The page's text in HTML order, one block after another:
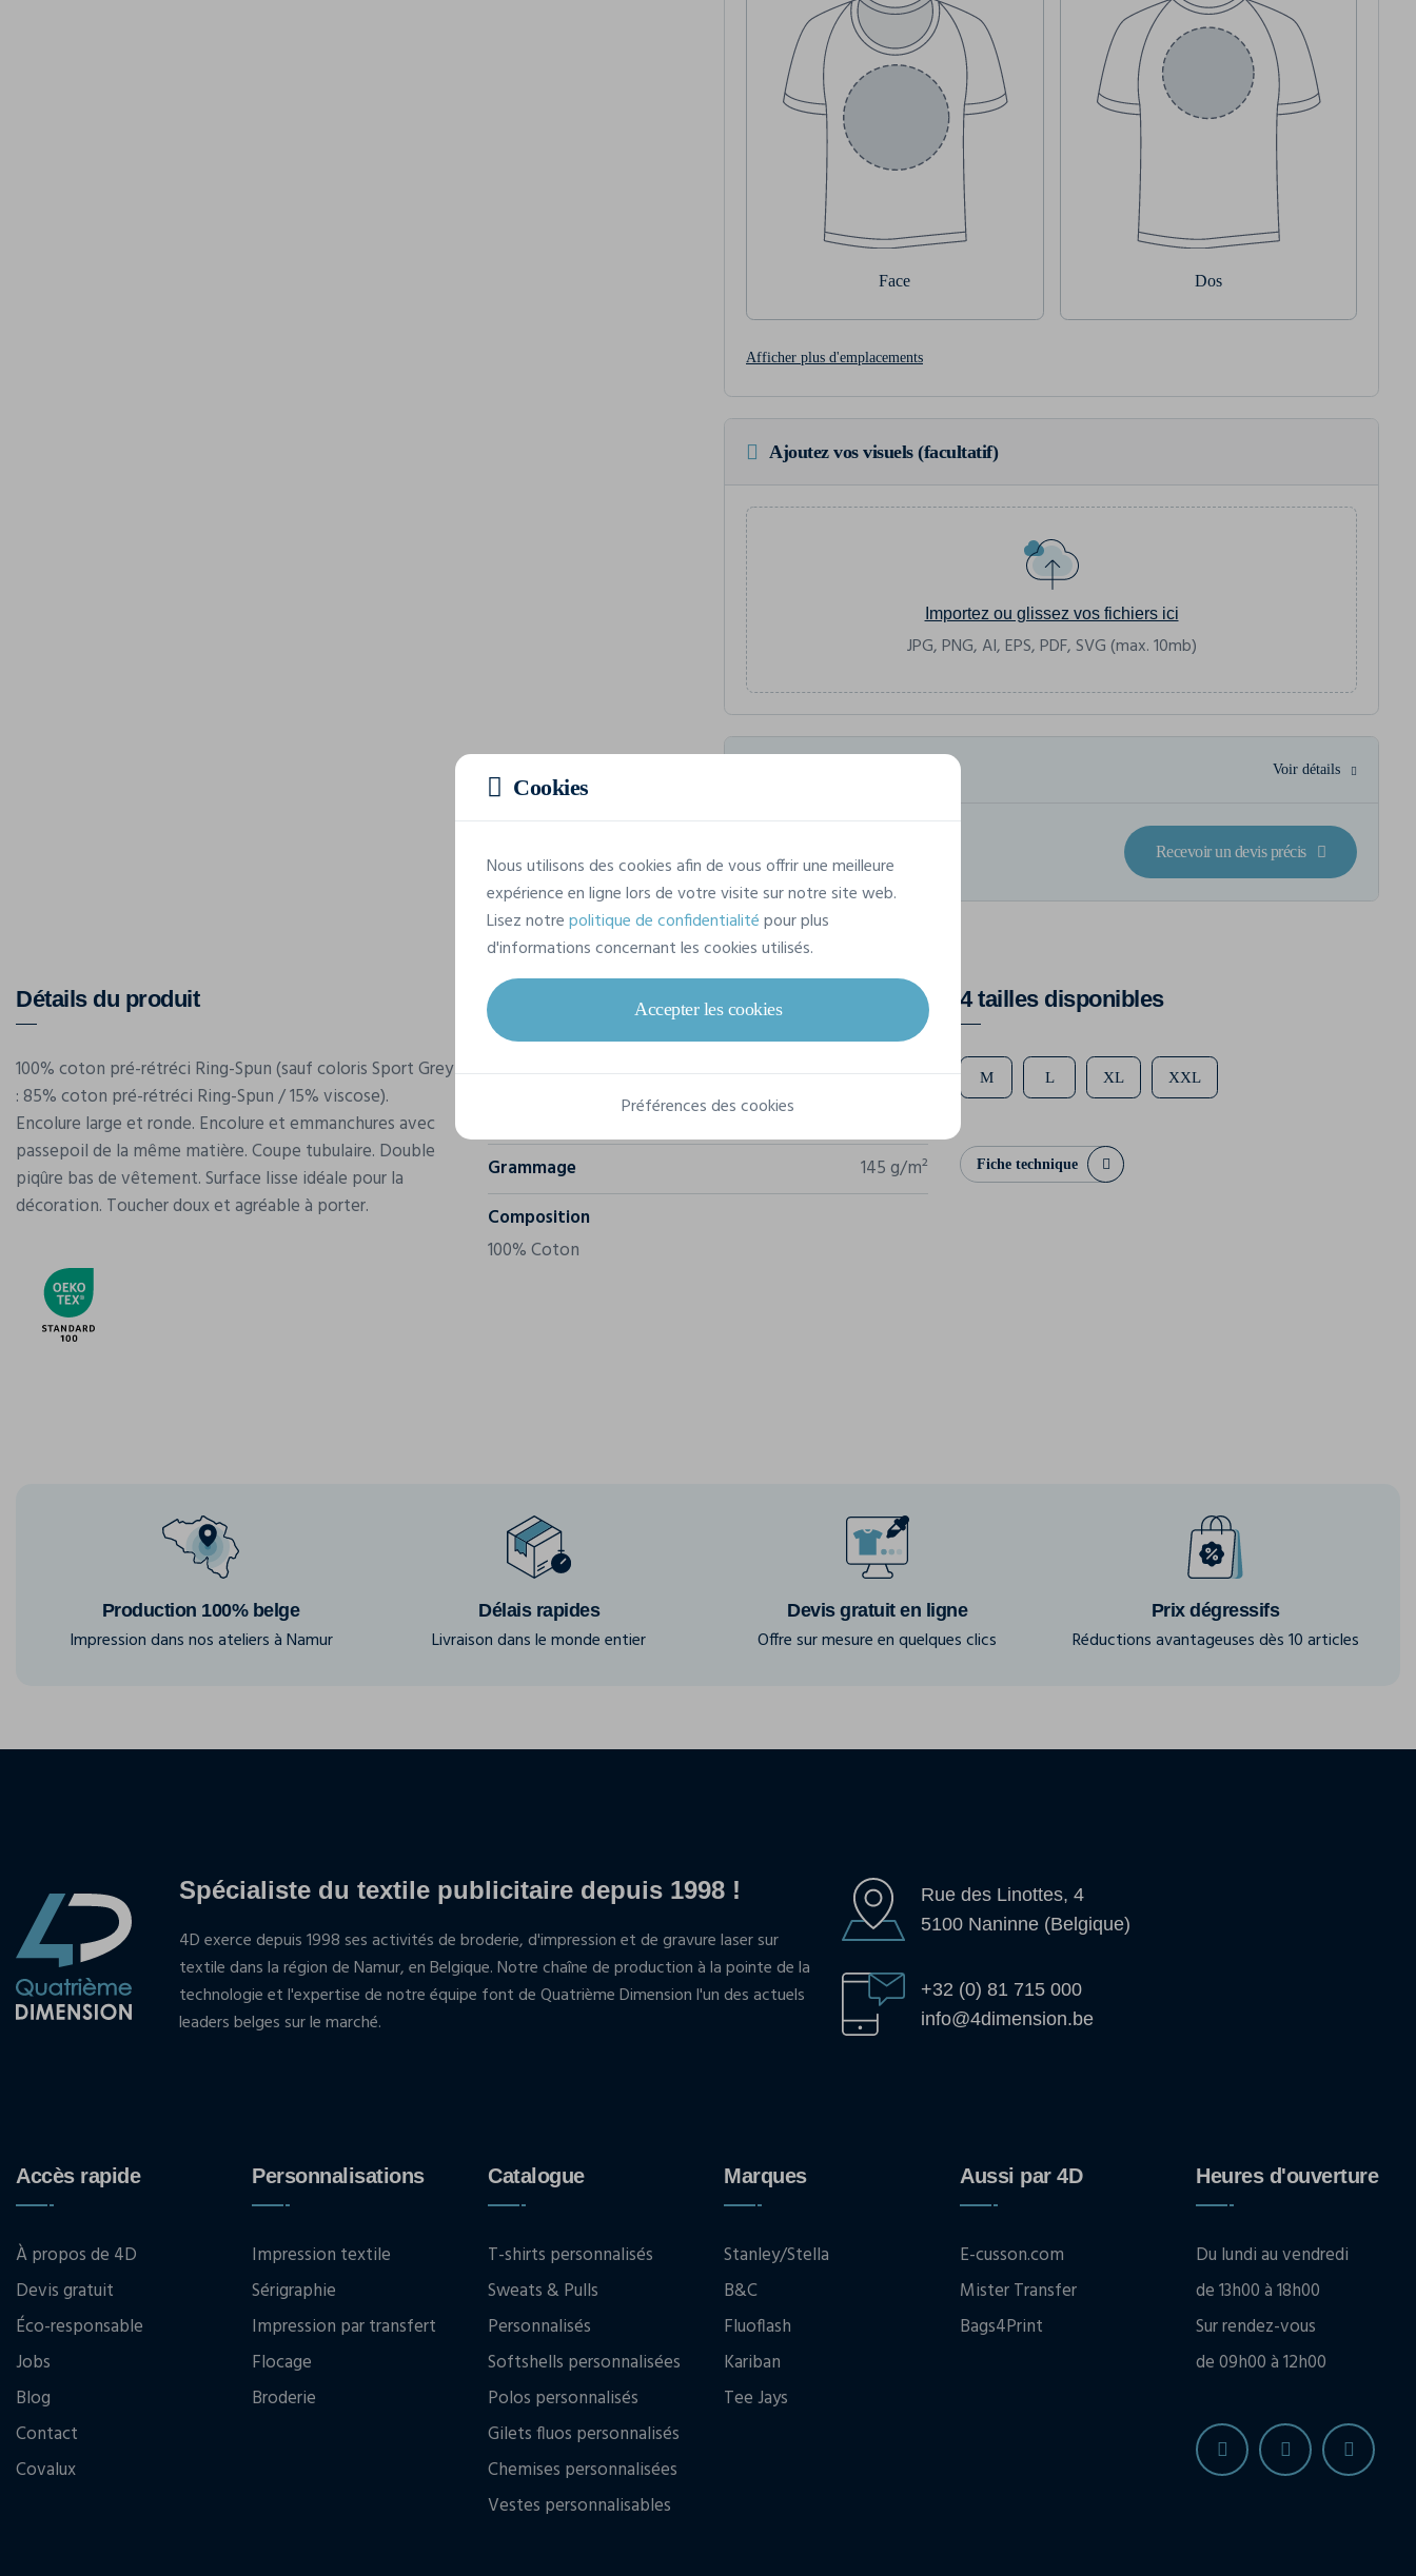
Face Dos
Afficher plus d'emplacements
Ajoutez vos visuels (facultatif)
Importez ou glissez vos fichiers ici
JPG, PNG, AI, EPS, PDF, SVG (max. 10mb)
Voir détails
Soit un total de 59,29 € TTC
Recevoir un devis précis
Détails du produit
100% coton pré-rétréci Ring-Spun (sauf coloris Sport Grey
: 85% coton pré-rétréci Ring-Spun / 15% viscose).
Encolure large et ronde. Encolure et emmanchures avec
passepoil de la même matière. Coupe tubulaire. Double
piqûre bas de vêtement. Surface lisse idéale pour la
décoration. Toucher doux et agréable à porter.
Caractéristiques
Marque
B&C
Grammage
145 g/m²
Composition
100% Coton
4 tailles disponibles
M L XL XXL
Fiche technique
Production 100% belge
Impression dans nos ateliers à Namur
Délais rapides
Livraison dans le monde entier
Devis gratuit en ligne
Offre sur mesure en quelques clics
Prix dégressifs
Réductions avantageuses dès 10 articles
Spécialiste du textile publicitaire depuis 1998 !
4D exerce depuis 1998 ses activités de broderie, d'impression et de gravure laser sur
textile dans la région de Namur, en Belgique. Notre chaîne de production à la pointe de la
technologie et l'expertise de notre équipe font de Quatrième Dimension l'un des actuels
leaders belges sur le marché.
Rue des Linottes, 4
5100 Naninne (Belgique)
+32 (0) 81 715 000
info@4dimension.be
Accès rapide
À propos de 4D
Devis gratuit
Éco-responsable
Jobs
Blog
Contact
Covalux
Personnalisations
Impression textile
Sérigraphie
Impression par transfert
Flocage
Broderie
Catalogue
T-shirts personnalisés
Sweats & Pulls
Personnalisés
Softshells personnalisées
Polos personnalisés
Gilets fluos personnalisés
Chemises personnalisées
Vestes personnalisables
Marques
Stanley/Stella
B&C
Fluoflash
Kariban
Tee Jays
Aussi par 4D
E-cusson.com
Mister Transfer
Bags4Print
Heures d'ouverture
Du lundi au vendredi
de 13h00 à 18h00
Sur rendez-vous
de 09h00 à 12h00
Cookies
Nous utilisons des cookies afin de vous offrir une meilleure
expérience en ligne lors de votre visite sur notre site web.
Lisez notrepolitique de confidentialitépour plus
d'informations concernant les cookies utilisés.
Accepter les cookies
Préférences des cookies